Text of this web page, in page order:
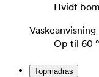
Hvidt
Vaskeanvisning
Op til 60
Topmadras